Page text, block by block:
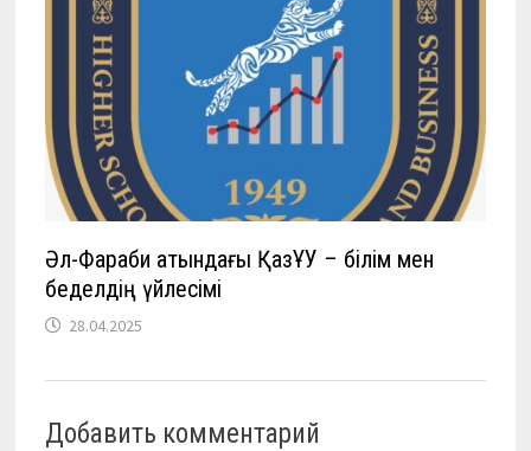
Әл-Фараби атындағы ҚазҰУ – білім мен
беделдің үйлесімі
28.04.2025
Добавить комментарий